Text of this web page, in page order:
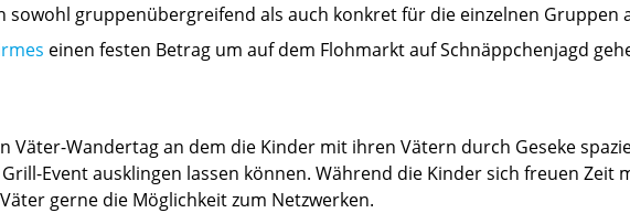
sowohl gruppenübergreifend als auch konkret für die einzelnen Gruppen
einen festen Betrag um auf dem Flohmarkt auf Schnäppchenjagd
Väter-Wandertag an dem die Kinder mit ihren Vätern durch Geseke
Event ausklingen lassen können. Während die Kinder sich freuen Zeit
gerne die Möglichkeit zum Netzwerken.